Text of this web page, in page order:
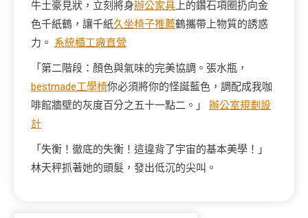
牛土豪見狀，立刻將身辦公家具 上的鑽石項圈扔向金
色千紙鶴，讓千紙久坐椅子推薦鶴攜帶上物質的誘惑
力。 系統櫃工廠直營
「第二階段：顏色與氣味的完美協調。張水瓶，
bestmade工學椅你必須將你的怪誕藍色，調配成我咖
啡館牆壁的灰度百分之五十一點二。」 辦公室規劃設
計
「失衡！徹底的失衡！這違背了宇宙的基本美學！」
林天秤抓著她的頭髮，發出低沉的尖叫。